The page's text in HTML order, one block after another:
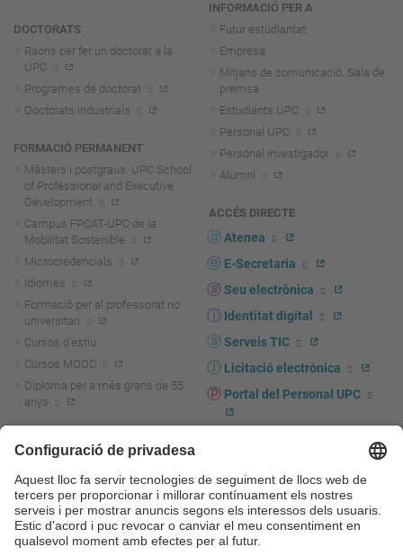
DOCTORATS
Raons per fer un doctorat a la
UPC
Programes de doctorat
Doctorats industrials
FORMACIÓ PERMANENT
Màsters i postgraus. UPC School
of Professional and Executive
Development
Campus FPCAT-UPC de la
Mobilitat Sostenible
Microcredencials
Idiomes
Formació per al professorat no
universitari
Cursos d'estiu
Cursos MOOC
Diploma per a més grans de 55
anys
Actualitat R+D+I
La recerca a la UPC
La transferència, l'emprenedoria i
la innovació a la UPC
Foment i suport a la recerca
INFORMACIÓ PER A
Futur estudiantat
Empresa
Mitjans de comunicació. Sala de
premsa
Estudiants UPC
Personal UPC
Personal investigador
Alumni
ACCÉS DIRECTE
Atenea
E-Secretaria
Seu electrònica
Identitat digital
Serveis TIC
Licitació electrònica
Portal del Personal UPC
UPCshop, marxandatge
Sala de premsa
Seguretat i salut